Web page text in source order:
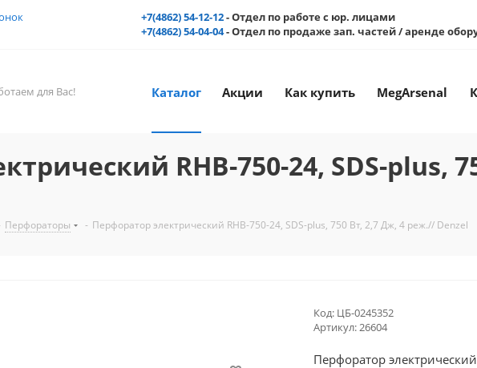
+7(4862) 54-12-12- Отдел по работе с юр. лицами
+7(4862) 54-04-04- Отдел по продаже зап. частей / аренде
для Вас! Каталог Акции Как купить MegArsenal
RHB-750-24, SDS-plus,
Перфораторы - Перфоратор электрический RHB-750-24, SDS-plus, 750 Вт, 2,7 Дж, 4 реж.// Denzel
Код: ЦБ-0245352
Артикул:26604
Перфоратор